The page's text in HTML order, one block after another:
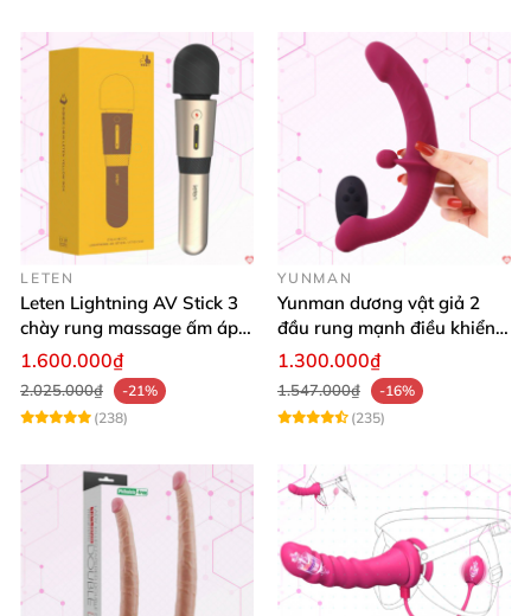
LETEN
Leten Lightning AV Stick 3
chày rung massage ấm áp
kích thích
1.600.000₫
2.025.000₫
-21%
(238)
YUNMAN
Yunman dương vật giả 2
đầu rung mạnh điều khiển
từ xa Les
1.300.000₫
1.547.000₫
-16%
(235)